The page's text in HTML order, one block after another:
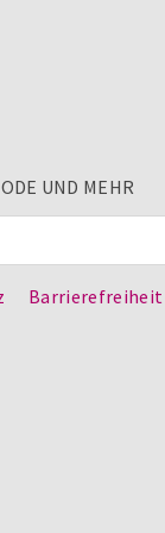
UND MEHR
Barrierefreiheit